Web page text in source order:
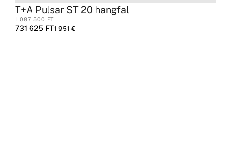
T+A Pulsar ST 20 hangfal
1 087 500FT
731 625 FT1 951€